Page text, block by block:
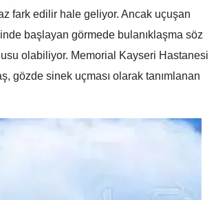
fark edilir hale geliyor. Ancak uçuşan
başlayan görmede bulanıklaşma söz
olabiliyor. Memorial Kayseri Hastanesi
gözde sinek uçması olarak tanımlanan